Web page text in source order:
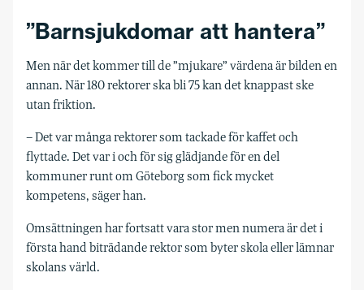
”Barnsjukdomar att hantera”
Men när det kommer till de ”mjukare” värdena är bilden en
annan. När 180 rektorer ska bli 75 kan det knappast ske
utan friktion.
– Det var många rektorer som tackade för kaffet och
flyttade. Det var i och för sig glädjande för en del
kommuner runt om Göteborg som fick mycket
kompetens, säger han.
Omsättningen har fortsatt vara stor men numera är det i
första hand biträdande rektor som byter skola eller lämnar
skolans värld.